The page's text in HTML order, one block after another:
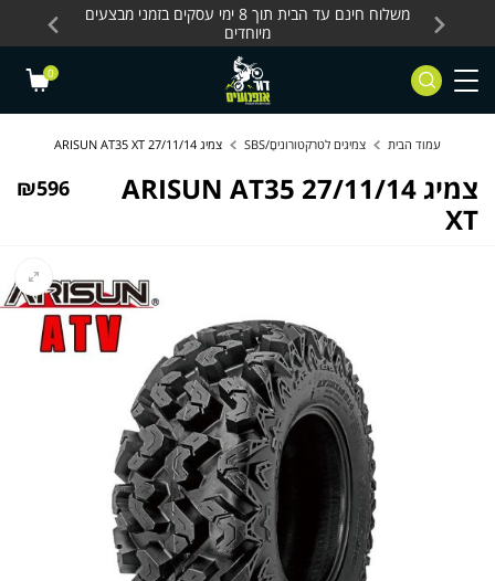
Skip to Content
Contact Us
כלים חשמליים
משלוח חינם עד הבית תוך 8 ימי עסקים בזמני מבצעים
מיוחדים
0
עמוד הבית צמיגים לטרקטורוניםַַ/SBS צמיג 27/11/14 ARISUN AT35 XT
צמיג 27/11/14 ARISUN AT35
XT
₪596